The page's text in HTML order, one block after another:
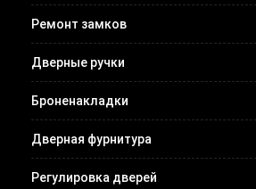
Ремонт замков
Дверные ручки
Броненакладки
Дверная фурнитура
Регулировка дверей